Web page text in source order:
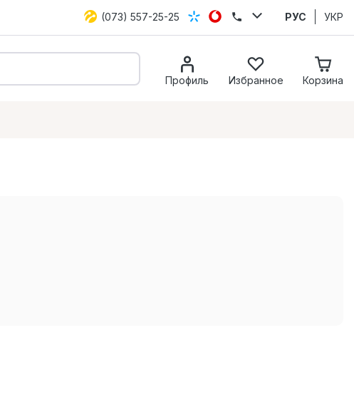
(073) 557-25-25 РУС УКР
Профиль Избранное Корзина